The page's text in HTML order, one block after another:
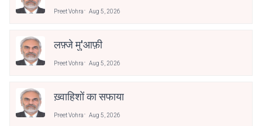
Preet Vohra Aug 5, 2026
लफ़्जे मु'आफ़ी
Preet Vohra Aug 5, 2026
ख़्वाहिशों का सफाया
Preet Vohra Aug 5, 2026